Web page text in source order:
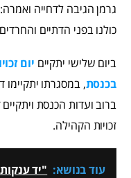
גרמן הגיבה לדחייה
כולנו בפני הדתיים
ביום שלישי יתקיים יום
בכנסת, במסגרתו יתקיימו
ברוב ועדות הכנסת
זכויות הקהילה.
עוד בנושא: "יד